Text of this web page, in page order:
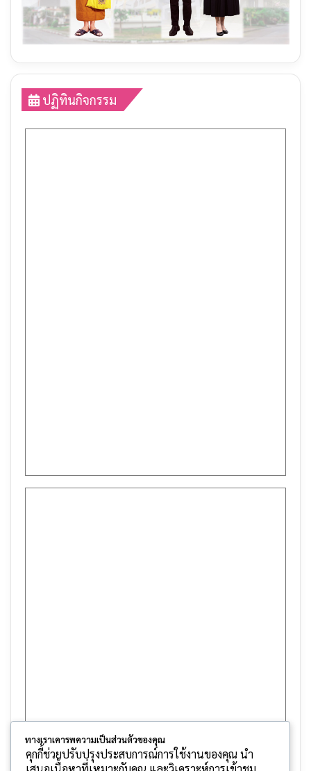
ปฏิทินกิจกรรม
ทางเราเคารพความเป็นส่วนตัวของคุณ
คุกกี้ช่วยปรับปรุงประสบการณ์การใช้งานของคุณ นำ